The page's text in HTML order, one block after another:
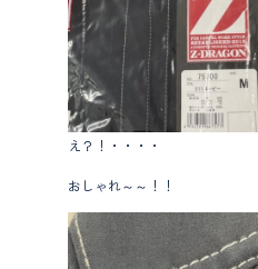
え？！・・・・
おしゃれ～～！！